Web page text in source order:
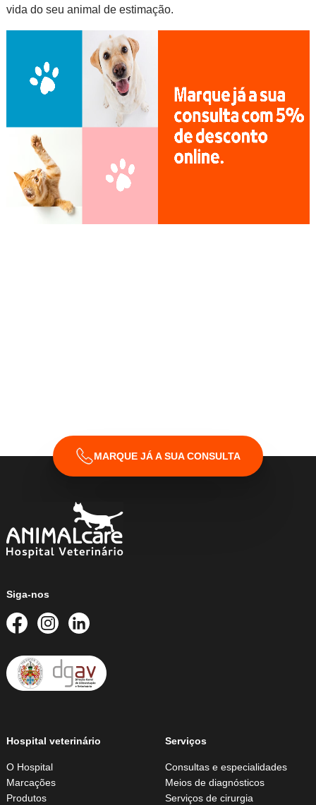
vida do seu animal de estimação.
MARQUE JÁ A SUA CONSULTA
Siga-nos
Hospital veterinário
O Hospital
Marcações
Produtos
Serviços
Consultas e especialidades
Meios de diagnósticos
Serviços de cirurgia